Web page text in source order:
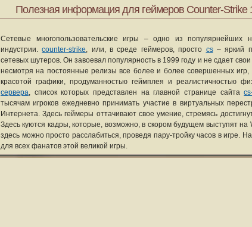
Полезная информация для геймеров Counter-Strike
Сетевые многопользовательские игры – одно из популярнейших
индустрии.counter-strike, или, в среде геймеров, просто cs– яркий
сетевых шутеров. Он завоевал популярность в 1999 году и не сдает
несмотря на постоянные релизы все более и более совершенных игр,
красотой графики, продуманностью геймплея и реалистичностью
сервера, список которых представлен на главной странице сайта
тысячам игроков ежедневно принимать участие в виртуальных
Интернета. Здесь геймеры оттачивают свое умение, стремясь
Здесь куются кадры, которые, возможно, в скором будущем выступят на
здесь можно просто расслабиться, проведя пару-тройку часов в игре.
для всех фанатов этой великой игры.